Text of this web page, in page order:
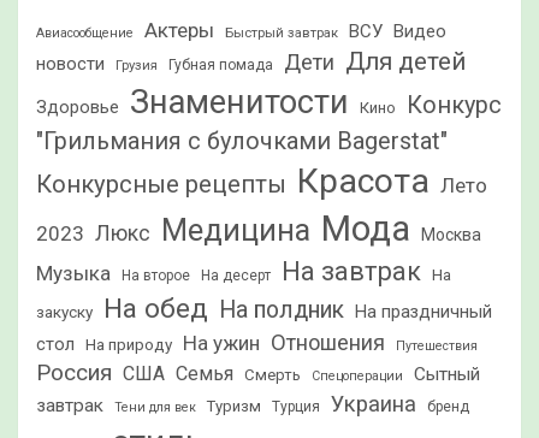
Авиасообщение Актеры Быстрый завтрак ВСУ
Видео
новости
Грузия Губная помада Дети Для детей
Здоровье Знаменитости Кино
Конкурс
"Грильмания с булочками Bagerstat"
Конкурсные рецепты Красота Лето
2023 Люкс Медицина Мода Москва
Музыка На второе На десерт На завтрак На
закуску На обед На полдник
На праздничный
стол
На природу На ужин Отношения Путешествия
Россия США Семья Смерть Спецоперации
Сытный
завтрак
Тени для век Туризм Турция Украина бренд